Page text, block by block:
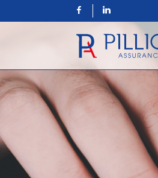
FacebookLinkedIn